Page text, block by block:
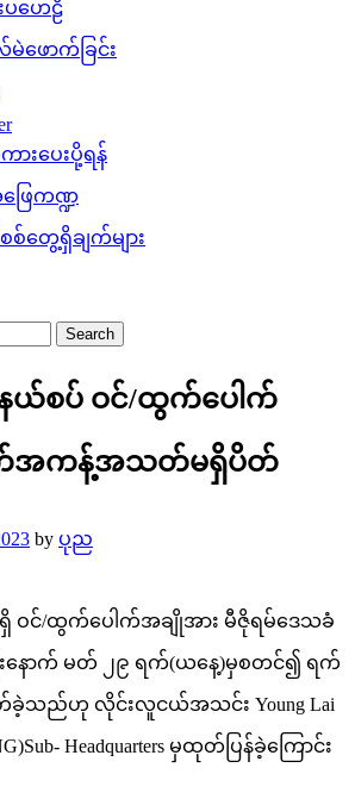
ပဟေဠိ
ဖောက်ခြင်း
းပေးပို့ရန်
ြေကဏ္ဍ
တွေ့ရှိချက်များ
နယ်စပ် ဝင်/ထွက်ပေါက်
က်အကန့်အသတ်မရှိပိတ်
by ပုည
ရှိ ဝင်/ထွက်ပေါက်အချိုအား မီဇိုရမ်ဒေသခံ
းနောက် မတ် ၂၉ ရက်(ယနေ့)မှစတင်၍ ရက်
ည်ဟု လိုင်းလူငယ်အသင်း Young Lai
Headquarters မှထုတ်ပြန်ခဲ့ကြောင်း